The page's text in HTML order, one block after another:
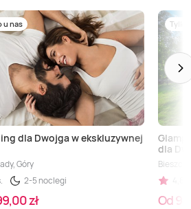
u nas
dla Dwojga w ekskluzywnej
Góry
2-5 noclegi
zł
Tylko
dla
Od